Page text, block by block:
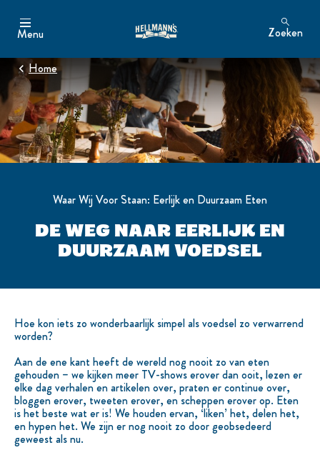
Menu Zoeken
Zoeken
Home
Waar Wij Voor Staan: Eerlijk en Duurzaam Eten
DE WEG NAAR EERLIJK EN
DUURZAAM VOEDSEL
Hoe kon iets zo wonderbaarlijk simpel als voedsel zo verwarrend
worden?
Aan de ene kant heeft de wereld nog nooit zo van eten
gehouden – we kijken meer TV-shows erover dan ooit, lezen er
elke dag verhalen en artikelen over, praten er continue over,
bloggen erover, tweeten erover, en scheppen erover op. Eten
is het beste wat er is! We houden ervan, ‘liken’ het, delen het,
en hypen het. We zijn er nog nooit zo door geobsedeerd
geweest als nu.